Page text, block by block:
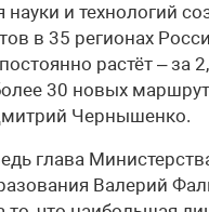
науки и технологий
в 35 регионах
растёт – за
30 новых
Чернышенко.
глава
Валерий